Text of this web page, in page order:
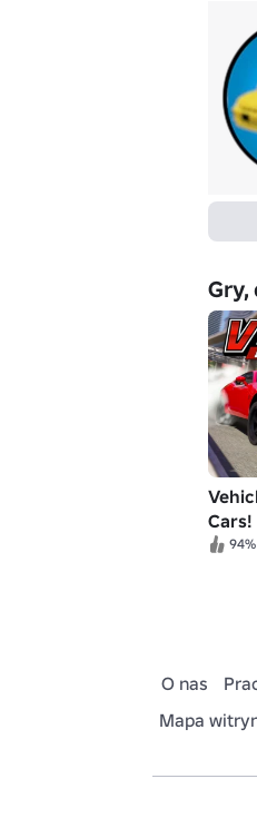
Gry,
Cars!
94%
O nas
Mapa